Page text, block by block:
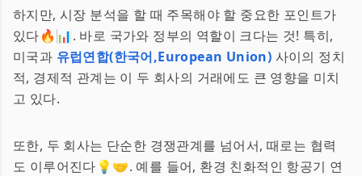
하지만, 시장 분석을 할 때 주목해야 할 중요한 포인트가
있다🔥📊. 바로 국가와 정부의 역할이 크다는 것! 특히,
미국과 유럽연합(한국어,European Union) 사이의 정치
적, 경제적 관계는 이 두 회사의 거래에도 큰 영향을 미치
고 있다.
또한, 두 회사는 단순한 경쟁관계를 넘어서, 때로는 협력
도 이루어진다💡🤝. 예를 들어, 환경 친화적인 항공기 연